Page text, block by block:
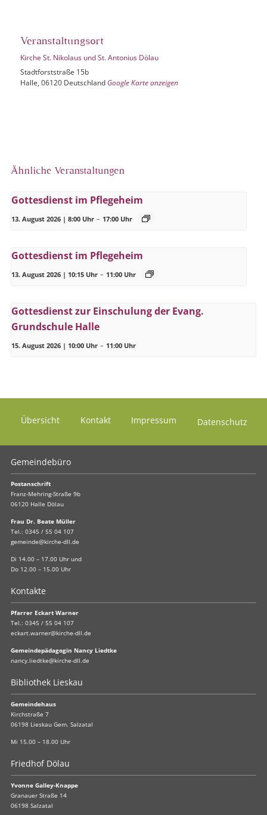
Veranstaltungsort
Kirche St. Nikolaus und St. Antonius Dölau
Stadtforststraße 15b
Halle, 06120 Deutschland Google Karte anzeigen
Ähnliche Veranstaltungen
Gottesdienst im Pflegeheim
13. August 2026 | 8:00 Uhr – 17:00 Uhr
Gottesdienst im Pflegeheim
13. August 2026 | 10:15 Uhr – 11:00 Uhr
Gottesdienst zur Einschulung der Evang.
Grundschule Halle
15. August 2026 | 10:00 Uhr – 11:00 Uhr
Übersicht Kontakt Impressum Datenschutz
Gemeindebüro
Postanschrift
Franz-Mehring-Straße 9b
06120 Halle Dölau
Frau Dr. Beate Müller
Tel.: 0345 / 55 04 107
gemeinde@kirche-dll.de
Di 14.00 – 17.00 Uhr und
Do 12.00 – 15.00 Uhr
Kontakte
Pfarrer Eckart Warner
Tel.: 0345 / 55 04 107
eckart.warner@kirche-dll.de
Gemeindepädagogin Nancy Liedtke
nancy.liedtke@kirche-dll.de
Bibliothek Lieskau
Gemeindehaus
Kirchstraße 7
06198 Lieskau Gem. Salzatal
Mi 15.00 – 18.00 Uhr
Friedhof Dölau
Yvonne Galley-Knappe
Granauer Straße 14
06198 Salzatal